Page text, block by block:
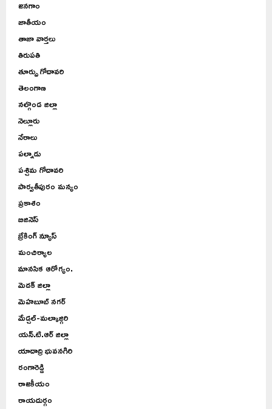
జనగాం
జాతీయం
తాజా వార్తలు
తిరుపతి
తూర్పు గోదావరి
తెలంగాణ
నల్గొండ జిల్లా
నెల్లూరు
నేరాలు
పల్నాడు
పశ్చిమ గోదావరి
పార్వతీపురం మన్యం
ప్రకాశం
బిజినెస్
బ్రేకింగ్ న్యూస్
మంచిర్యాల
మానసిక ఆరోగ్యం.
మెదక్ జిల్లా
మెహబూబ్ నగర్
మేడ్చల్-మల్కాజ్గిరి
యన్.టి.ఆర్ జిల్లా
యాదాద్రి భువనగిరి
రంగారెడ్డి
రాజకీయం
రాయదుర్గం